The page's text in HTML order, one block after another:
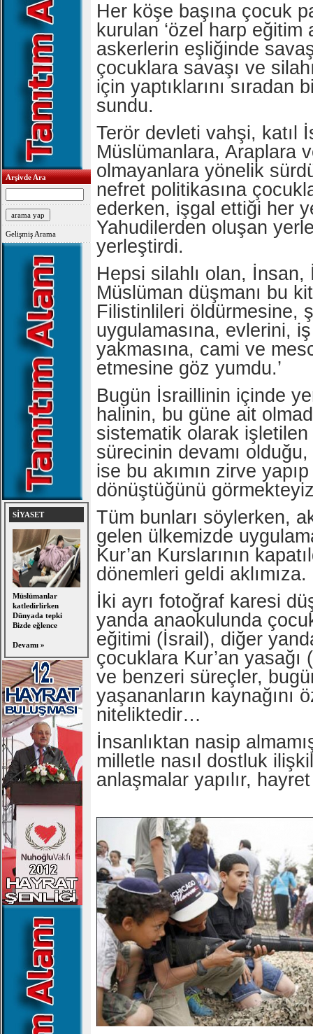
Arşivde Ara
Gelişmiş Arama
SİYASET
Müslümanlar
katledirlirken
Dünyada tepki
Bizde eğlence
Devamı »
Her köşe başına çocuk
kurulan ‘özel harp eğitim
askerlerin eşliğinde
çocuklara savaşı ve
için yaptıklarını sıradan
sundu.
Terör devleti vahşi, katıl
Müslümanlara, Araplara
olmayanlara yönelik
nefret politikasına
ederken, işgal ettiği her
Yahudilerden oluşan
yerleştirdi.
Hepsi silahlı olan, İnsan,
Müslüman düşmanı bu
Filistinlileri öldürmesine,
uygulamasına, evlerini,
yakmasına, cami ve
etmesine göz yumdu.’
Bugün İsraillinin içinde
halinin, bu güne ait
sistematik olarak
sürecinin devamı
ise bu akımın zirve
dönüştüğünü
Tüm bunları söylerken,
gelen ülkemizde
Kur’an Kurslarının
dönemleri geldi aklımıza.
İki ayrı fotoğraf karesi
yanda anaokulunda
eğitimi (İsrail), diğer
çocuklara Kur’an yasağı
ve benzeri süreçler,
yaşananların kaynağını
niteliktedir…
İnsanlıktan nasip
milletle nasıl dostluk
anlaşmalar yapılır,